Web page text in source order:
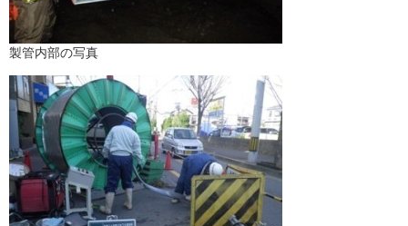
製管内部の写真